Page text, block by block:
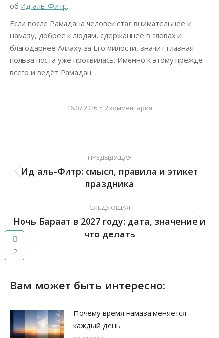
2
2
об Ид аль-Фитр.
Если после Рамадана человек стал внимательнее к
намазу, добрее к людям, сдержаннее в словах и
благодарнее Аллаху за Его милости, значит главная
польза поста уже проявилась. Именно к этому прежде
всего и ведёт Рамадан.
16.07.2026 2 комментария
ПРЕДЫДУЩАЯ
Ид аль-Фитр: смысл, правила и этикет
праздника
СЛЕДУЮЩАЯ
Ночь Бараат в 2027 году: дата, значение и
что делать
Вам может быть интересно:
Почему время намаза меняется
каждый день